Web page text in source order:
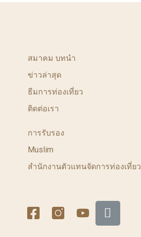
สมาคม บทนำ
ข่าวล่าสุด
ธีมการท่องเที่ยว
ติดต่อเรา
การรับรอง
Muslim
สำนักงานตัวแทนจัดการท่องเที่ยว